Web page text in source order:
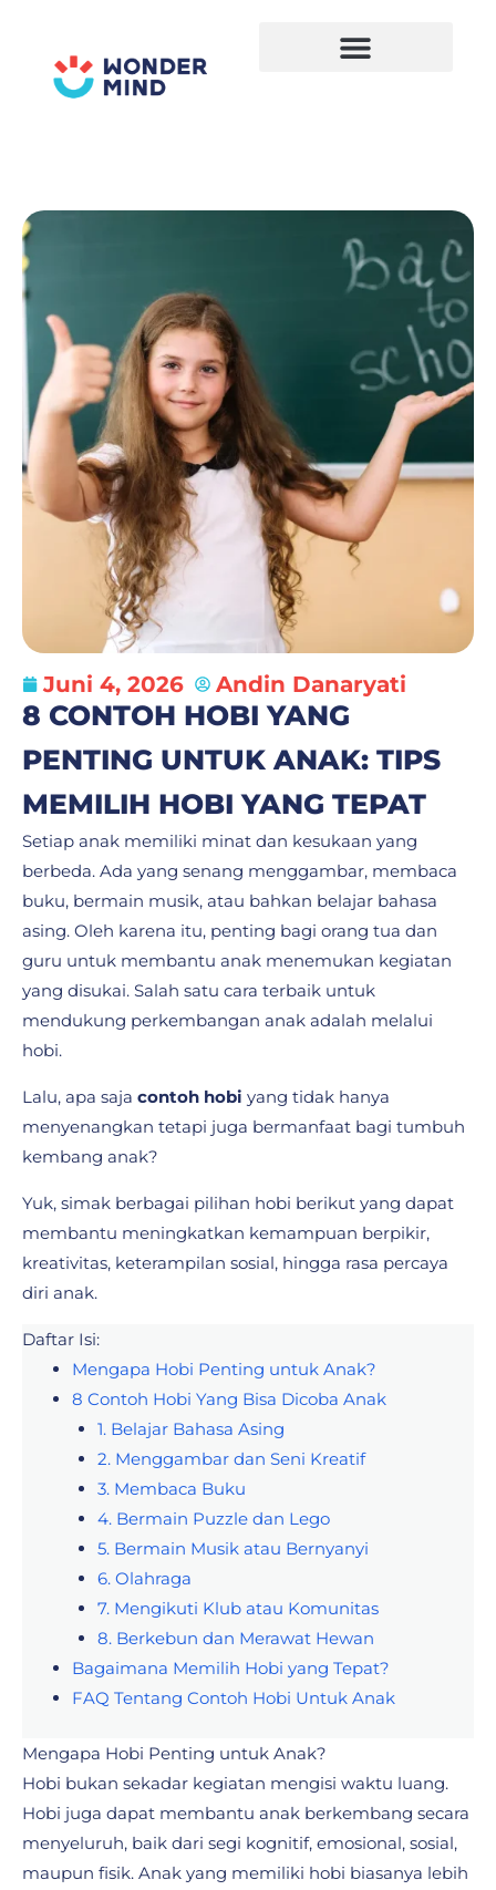
Juni 4, 2026 Andin Danaryati
8 CONTOH HOBI YANG
PENTING UNTUK ANAK: TIPS
MEMILIH HOBI YANG TEPAT
Setiap anak memiliki minat dan kesukaan yang
berbeda. Ada yang senang menggambar, membaca
buku, bermain musik, atau bahkan belajar bahasa
asing. Oleh karena itu, penting bagi orang tua dan
guru untuk membantu anak menemukan kegiatan
yang disukai. Salah satu cara terbaik untuk
mendukung perkembangan anak adalah melalui
hobi.
Lalu, apa saja contoh hobi yang tidak hanya
menyenangkan tetapi juga bermanfaat bagi tumbuh
kembang anak?
Yuk, simak berbagai pilihan hobi berikut yang dapat
membantu meningkatkan kemampuan berpikir,
kreativitas, keterampilan sosial, hingga rasa percaya
diri anak.
Daftar Isi:
Mengapa Hobi Penting untuk Anak?
8 Contoh Hobi Yang Bisa Dicoba Anak
1. Belajar Bahasa Asing
2. Menggambar dan Seni Kreatif
3. Membaca Buku
4. Bermain Puzzle dan Lego
5. Bermain Musik atau Bernyanyi
6. Olahraga
7. Mengikuti Klub atau Komunitas
8. Berkebun dan Merawat Hewan
Bagaimana Memilih Hobi yang Tepat?
FAQ Tentang Contoh Hobi Untuk Anak
Mengapa Hobi Penting untuk Anak?
Hobi bukan sekadar kegiatan mengisi waktu luang.
Hobi juga dapat membantu anak berkembang secara
menyeluruh, baik dari segi kognitif, emosional, sosial,
maupun fisik. Anak yang memiliki hobi biasanya lebih